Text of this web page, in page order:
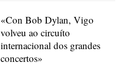
«Con Bob Dylan, Vigo
volveu ao circuíto
internacional dos grandes
concertos»